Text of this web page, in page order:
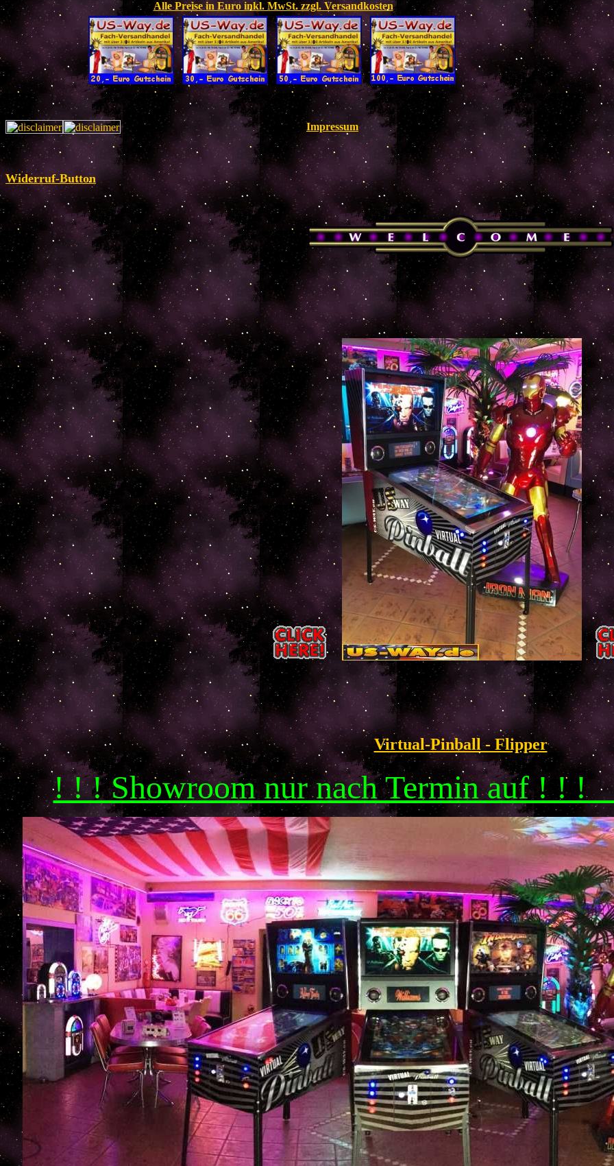
Alle Preise in Euro inkl. MwSt. zzgl. Versandkosten
Impressum
Widerruf-Button
Virtual-Pinball - Flipper
! ! ! Showroom nur nach Termin auf ! !